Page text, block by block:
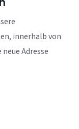
innerhalb von
Adresse